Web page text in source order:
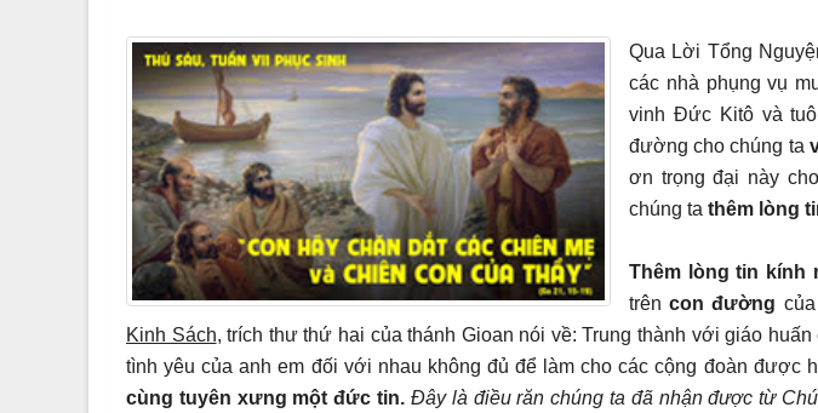
Qua Lời Tổng
các nhà phụng vụ
vinh Đức Kitô và
đường cho chúng ta
ơn trọng đại này
chúng ta thêm lòng
Thêm lòng tin kính
trêncon đường
Kinh Sách, trích thư thứ hai của thánh Gioan nói về: Trung thành với giáo
tình yêu của anh em đối với nhau không đủ để làm cho các cộng đoàn được
cùng tuyên xưng một đức tin. Đây là điều răn chúng ta đã nhận được từ